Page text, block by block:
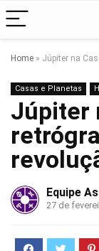
Home » Júpiter na
Casas e Planetas
Júpiter
Equipe
27 de